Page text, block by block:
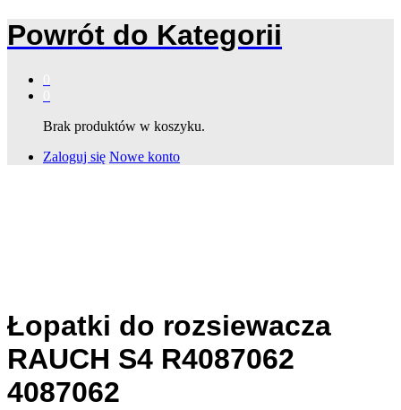
Powrót do Kategorii
Brak produktów w koszyku.
Zaloguj się Nowe konto
Łopatki do rozsiewacza
RAUCH S4 R4087062
4087062